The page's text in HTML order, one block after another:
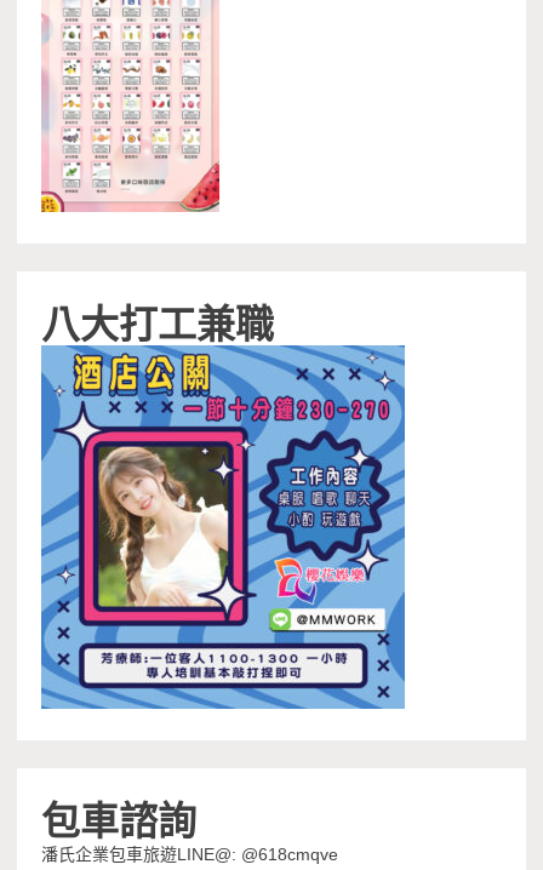
八大打工兼職
包車諮詢
潘氏企業包車旅遊LINE@: @618cmqve